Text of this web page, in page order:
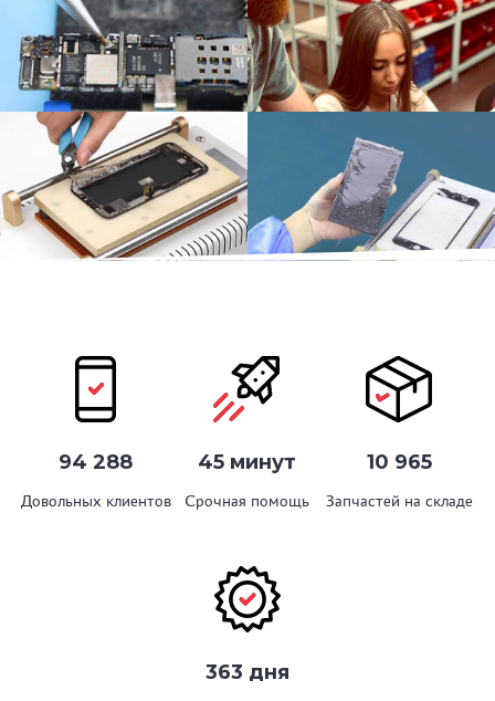
94 288
Довольных клиентов
45 минут
Срочная помощь
10 965
Запчастей на складе
363 дня